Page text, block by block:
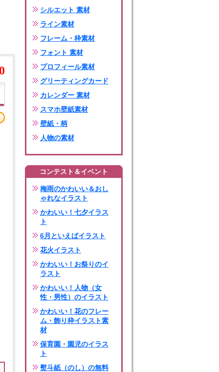
シルエット 素材
ライン素材
フレーム・枠素材
フォント 素材
プロフィール素材
グリーティングカード
カレンダー 素材
スマホ壁紙素材
壁紙・柄
人物の素材
コンテスト＆イベント
梅雨のかわいい＆おし
ゃれなイラスト
かわいい！七夕イラス
ト
6月といえばイラスト
花火イラスト
かわいい！お祭りのイ
ラスト
かわいい！人物（女
性・男性）のイラスト
かわいい！花のフレー
ム・飾り枠イラスト素
材
保育園・園児のイラス
ト
熨斗紙（のし）の無料